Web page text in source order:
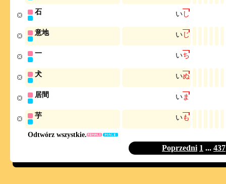
Odtwórz wszystkie.
石 いし
意地 いじ
一 いち
犬 いぬ
居間 いま
芋 いも
Poprzedni 1 ... 437